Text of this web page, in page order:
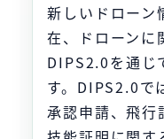
新しいドローン
在、ドローンに
DIPS2.0を通じ
す。DIPS2.0で
承認申請、飛行